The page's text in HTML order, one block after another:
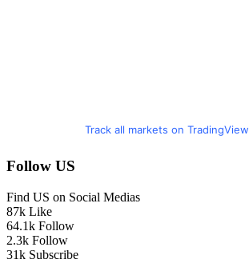
Track all markets on TradingView
Follow US
Find US on Social Medias
87k Like
64.1k Follow
2.3k Follow
31k Subscribe